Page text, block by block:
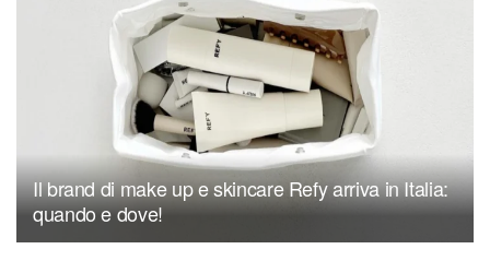
Il brand di make up e skincare Refy arriva in Italia:
quando e dove!